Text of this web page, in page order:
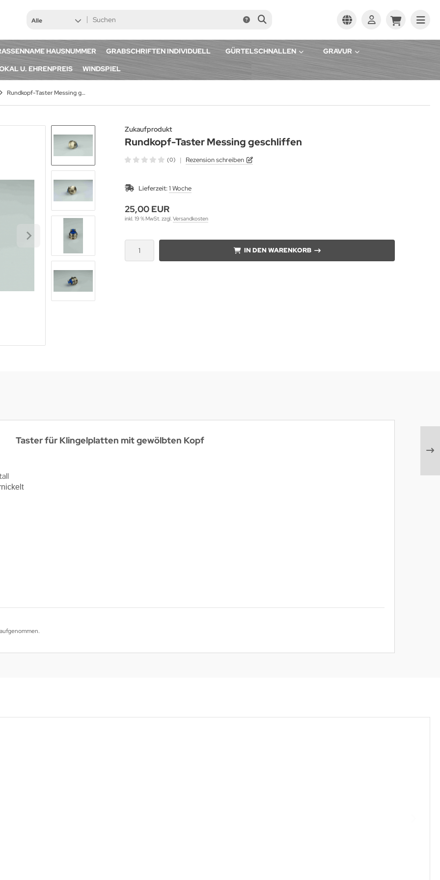
Alle
HAUSNUMMER GRABSCHRIFTEN INDIVIDUELL GÜRTELSCHNALLEN
GRAVUR
U. EHRENPREIS WINDSPIEL
Rundkopf-Taster Messing geschliffen
Zukaufprodukt
Rundkopf-Taster Messing geschliffen
(0) | Rezension schreiben
Lieferzeit:1 Woche
25,00 EUR
inkl. 19 % MwSt. zzgl. Versandkosten
IN DEN WARENKORB
Taster für Klingelplatten mit gewölbten Kopf